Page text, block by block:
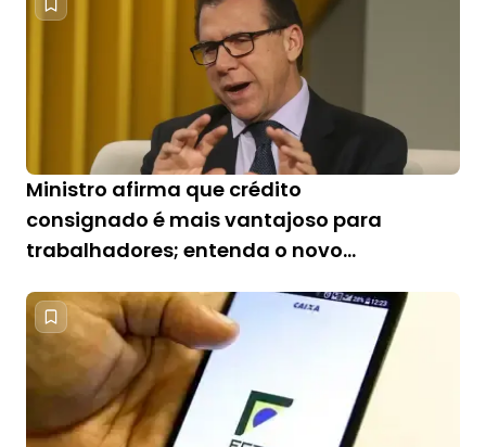
Ministro afirma que crédito
consignado é mais vantajoso para
trabalhadores; entenda o novo